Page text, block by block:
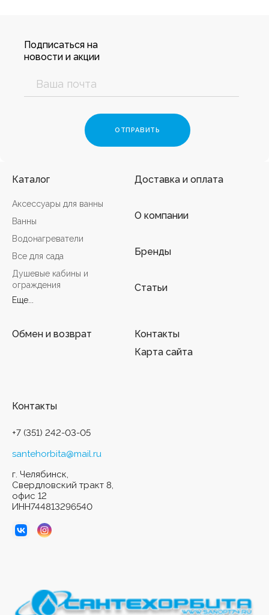
Подписаться на
новости и акции
Каталог
Аксессуары для ванны
Ванны
Водонагреватели
Все для сада
Душевые кабины и
ограждения
Еще...
Доставка и оплата
О компании
Бренды
Статьи
Обмен и возврат
Контакты
Карта сайта
Контакты
+7 (351) 242-03-05
santehorbita@mail.ru
г. Челябинск,
Свердловский тракт 8,
офис 12
ИНН744813296540